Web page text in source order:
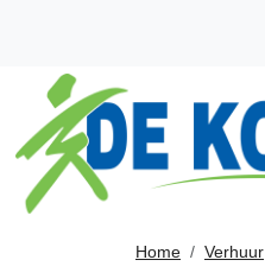
Home Verhuur